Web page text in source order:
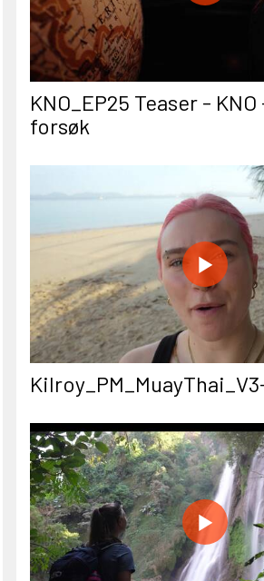
KNO_EP25 Teaser -
forsøk